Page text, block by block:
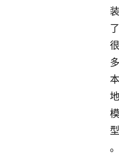
装
了
很
多
本
地
模
型
。